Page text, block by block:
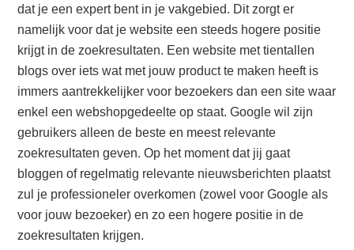
dat je een expert bent in je vakgebied. Dit zorgt er
namelijk voor dat je website een steeds hogere positie
krijgt in de zoekresultaten. Een website met tientallen
blogs over iets wat met jouw product te maken heeft is
immers aantrekkelijker voor bezoekers dan een site waar
enkel een webshopgedeelte op staat. Google wil zijn
gebruikers alleen de beste en meest relevante
zoekresultaten geven. Op het moment dat jij gaat
bloggen of regelmatig relevante nieuwsberichten plaatst
zul je professioneler overkomen (zowel voor Google als
voor jouw bezoeker) en zo een hogere positie in de
zoekresultaten krijgen.